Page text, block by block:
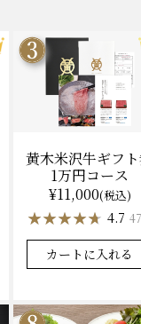
黄木米沢牛ギフ
1万円コース
¥11,000(税込)
★★★★★
★★★★★ 4.7
カートに入れる